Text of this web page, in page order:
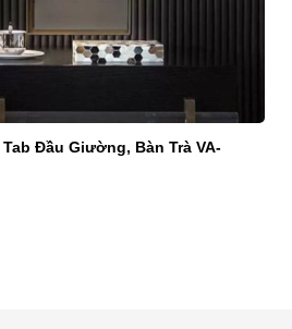
Tab Giường Phòng Ngủ HP-TL6598